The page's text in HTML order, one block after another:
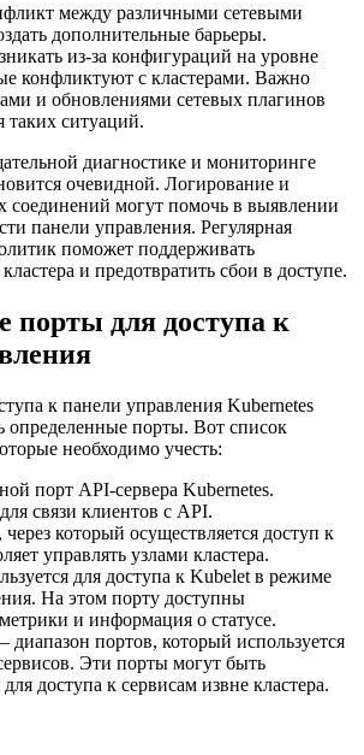
между различными сетевыми
дополнительные барьеры.
из-за конфигураций на уровне
конфликтуют с кластерами. Важно
и обновлениями сетевых плагинов
таких ситуаций.
диагностике и мониторинге
очевидной. Логирование и
соединений могут помочь в выявлении
панели управления. Регулярная
поможет поддерживать
и предотвратить сбои в доступе.
порты для доступа к
к панели управления Kubernetes
определенные порты. Вот список
необходимо учесть:
порт API-сервера Kubernetes.
связи клиентов с API.
который осуществляется доступ к
управлять узлами кластера.
для доступа к Kubelet в режиме
На этом порту доступны
и информация о статусе.
диапазон портов, который используется
Эти порты могут быть
доступа к сервисам извне кластера.